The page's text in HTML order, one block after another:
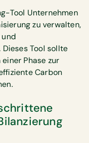
Tool Unternehmen
zu verwalten,
Tool sollte
Phase zur
Carbon